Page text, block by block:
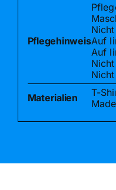
PflegehinweisAuf
Auf
Materialien
T-